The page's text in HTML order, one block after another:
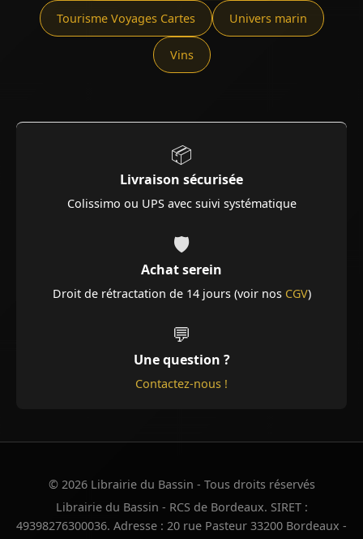
Tourisme Voyages Cartes Univers marin
Vins
📦
Livraison sécurisée
Colissimo ou UPS avec suivi systématique
🛡️
Achat serein
Droit de rétractation de 14 jours (voir nos CGV)
💬
Une question ?
Contactez-nous !
© 2026 Librairie du Bassin - Tous droits réservés
Librairie du Bassin - RCS de Bordeaux. SIRET :
49398276300036. Adresse : 20 rue Pasteur 33200 Bordeaux -